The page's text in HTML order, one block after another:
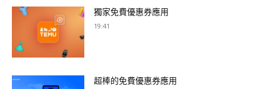
獨家免費優惠券應用
19:41
超棒的免費優惠券應用